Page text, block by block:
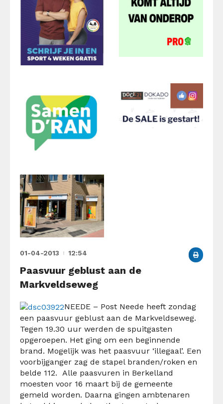
01-04-2013 12:54
Paasvuur geblust aan de
Markveldseweg
NEEDE – Post Neede heeft zondag
een paasvuur geblust aan de Markveldseweg.
Tegen 19.30 uur werden de spuitgasten
opgeroepen. Het ging om een beginnende
brand. Mogelijk was het paasvuur ‘illegaal’. Een
voorbijganger zag de stapel branden/roken en
belde 112. Alle paasvuren in Berkelland
moesten voor 16 maart bij de gemeente
gemeld worden. Daarna gingen ambtenaren